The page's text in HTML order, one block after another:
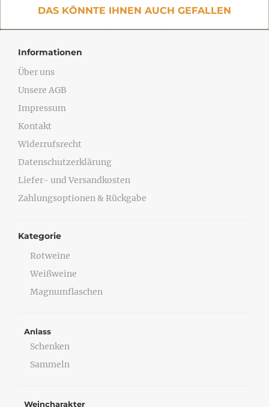
DAS KÖNNTE IHNEN AUCH GEFALLEN
Informationen
Über uns
Unsere AGB
Impressum
Kontakt
Widerrufsrecht
Datenschutzerklärung
Liefer- und Versandkosten
Zahlungsoptionen & Rückgabe
Kategorie
Rotweine
Weißweine
Magnumflaschen
Anlass
Schenken
Sammeln
Weincharakter